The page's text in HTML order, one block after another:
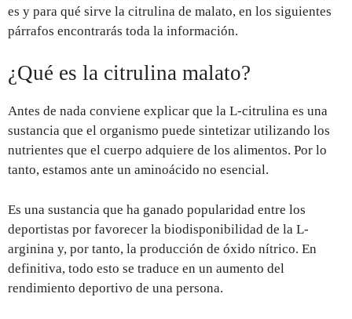
es y para qué sirve la citrulina de malato, en los siguientes
párrafos encontrarás toda la información.
¿Qué es la citrulina malato?
Antes de nada conviene explicar que la L-citrulina es una
sustancia que el organismo puede sintetizar utilizando los
nutrientes que el cuerpo adquiere de los alimentos. Por lo
tanto, estamos ante un aminoácido no esencial.
Es una sustancia que ha ganado popularidad entre los
deportistas por favorecer la biodisponibilidad de la L-
arginina y, por tanto, la producción de óxido nítrico. En
definitiva, todo esto se traduce en un aumento del
rendimiento deportivo de una persona.